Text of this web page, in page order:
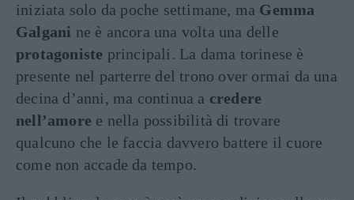
iniziata solo da poche settimane, ma Gemma
Galgani ne è ancora una volta una delle
protagoniste principali. La dama torinese è
presente nel parterre del trono over ormai da una
decina d’anni, ma continua a credere
nell’amore e nella possibilità di trovare
qualcuno che le faccia davvero battere il cuore
come non accade da tempo.